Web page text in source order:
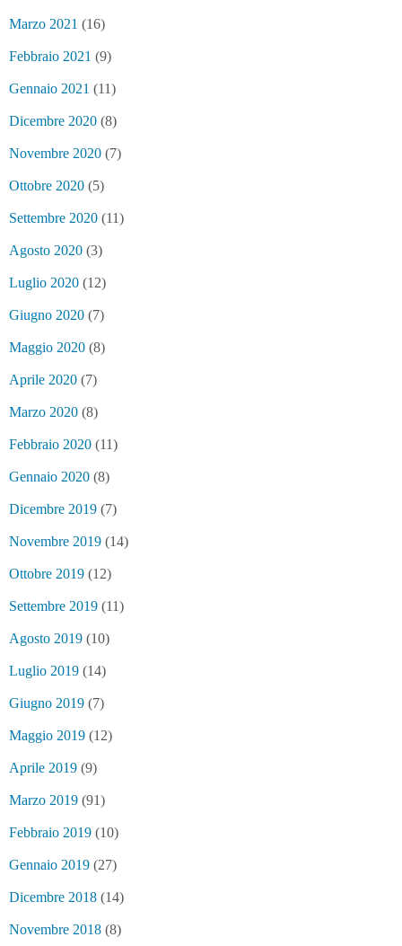
Marzo 2021 (16)
Febbraio 2021 (9)
Gennaio 2021 (11)
Dicembre 2020 (8)
Novembre 2020 (7)
Ottobre 2020 (5)
Settembre 2020 (11)
Agosto 2020 (3)
Luglio 2020 (12)
Giugno 2020 (7)
Maggio 2020 (8)
Aprile 2020 (7)
Marzo 2020 (8)
Febbraio 2020 (11)
Gennaio 2020 (8)
Dicembre 2019 (7)
Novembre 2019 (14)
Ottobre 2019 (12)
Settembre 2019 (11)
Agosto 2019 (10)
Luglio 2019 (14)
Giugno 2019 (7)
Maggio 2019 (12)
Aprile 2019 (9)
Marzo 2019 (91)
Febbraio 2019 (10)
Gennaio 2019 (27)
Dicembre 2018 (14)
Novembre 2018 (8)